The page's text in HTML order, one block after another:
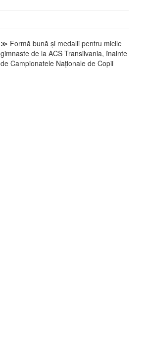
≫ Formă bună și medalii pentru micile
gimnaste de la ACS Transilvania, înainte
de Campionatele Naționale de Copii